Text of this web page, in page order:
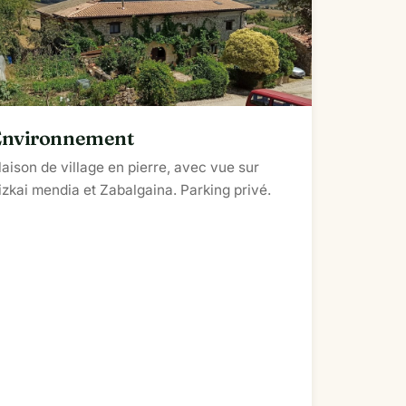
de village en pierre, avec vue sur
mendia et Zabalgaina. Parking privé.